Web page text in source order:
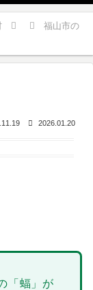
福山市の
2026.01.20
「蝠」が